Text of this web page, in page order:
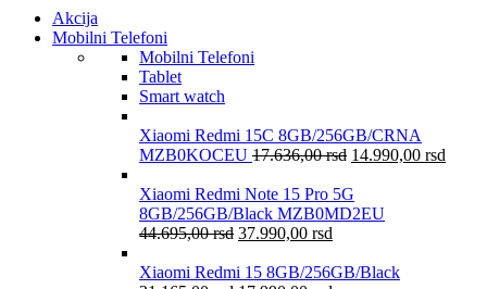
Akcija
Mobilni Telefoni
Mobilni Telefoni
Tablet
Smart watch
Xiaomi Redmi 15C 8GB/256GB/CRNA
MZB0KOCEU 17.636,00rsd 14.990,00 rsd
Xiaomi Redmi Note 15 Pro 5G
8GB/256GB/Black MZB0MD2EU
44.695,00rsd 37.990,00 rsd
Xiaomi Redmi 15 8GB/256GB/Black